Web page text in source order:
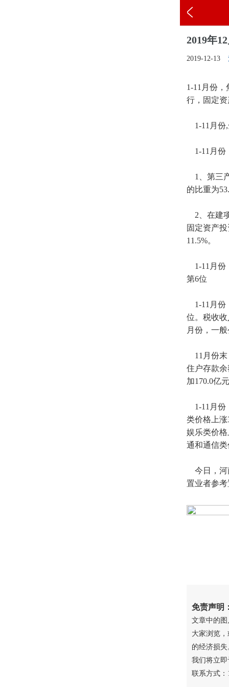
2019年
2019-12-13
1-11月份
行，固定
1-11月份,
1-11月份
1、第三
的比重为
2、在建
固定资产
11.5%。
1-11月份
第6位
1-11月份
位。税收收
月份，一
11月份末
住户存款余
加170.0亿
1-11月份
类价格上
娱乐类价
通和通信类
今日，河
置业者参
免责声明
文章中的
大家浏览
的经济损
我们将立
联系方式：